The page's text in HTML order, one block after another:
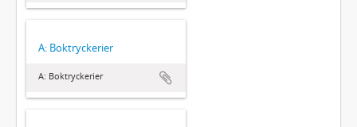
A: Boktryckerier
A: Boktryckerier